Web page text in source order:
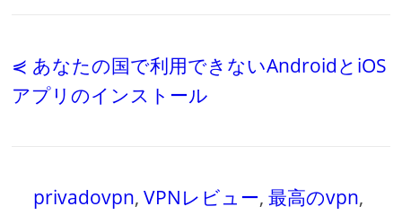
⋞ あなたの国で利用できないAndroidとiOS
アプリのインストール
privadovpn,VPNレビュー,最高のvpn,